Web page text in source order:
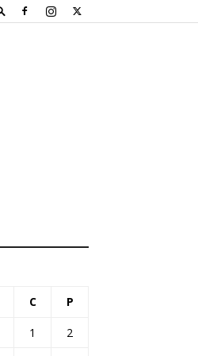
C P
1
2